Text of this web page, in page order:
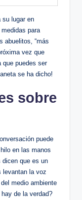
su lugar en
para
abuelitos, “más⁣
vez que
que puedes ser
se ha dicho!
sobre
⁤puede
en las manos
dicen que es un
levantan ​la ⁢voz
medio ⁢ambiente‍
⁤de la verdad?